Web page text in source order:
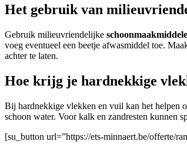
Het gebruik van
Gebruik milieuvriendelijke
voeg eventueel een beetje afwasmiddel toe.
achter te laten.
Hoe krijg je hardnekkige
Bij hardnekkige vlekken en vuil kan het helpen
schoon water. Voor kalk en zandresten kunnen
[su_button url=”https://ets-minnaert.be/offerte/